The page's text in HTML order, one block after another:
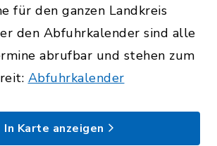
für den ganzen Landkreis
den Abfuhrkalender sind alle
abrufbar und stehen zum
Abfuhrkalender
In Karte anzeigen